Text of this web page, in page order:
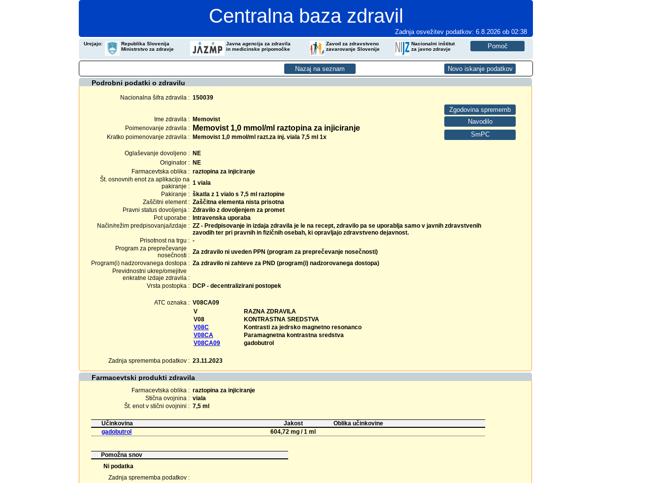
Centralna baza zdravil
Zadnja osvežitev podatkov: 6.8.2026 ob 02:38
Urejajo:
Republika Slovenija
Ministrstvo za zdravje
Javna agencija za zdravila
in medicinske pripomočke
Zavod za zdravstveno
zavarovanje Slovenije
Nacionalni inštitut
za javno zdravje
Podrobni podatki o zdravilu
Nacionalna šifra zdravila : 150039
Ime zdravila : Memovist
Poimenovanje zdravila :
Memovist 1,0 mmol/ml raztopina za injiciranje
Kratko poimenovanje zdravila : Memovist 1,0 mmol/ml razt.za inj. viala 7,5 ml 1x
Oglaševanje dovoljeno : NE
Originator : NE
Farmacevtska oblika : raztopina za injiciranje
Št. osnovnih enot za aplikacijo na
pakiranje : 1 viala
Pakiranje : škatla z 1 vialo s 7,5 ml raztopine
Zaščitni element : Zaščitna elementa nista prisotna
Pravni status dovoljenja : Zdravilo z dovoljenjem za promet
Pot uporabe :
Intravenska uporaba
Način/režim predpisovanja/izdaje : ZZ - Predpisovanje in izdaja zdravila je le na recept, zdravilo pa se uporablja samo v javnih zdravstvenih
zavodih ter pri pravnih in fizičnih osebah, ki opravljajo zdravstveno dejavnost.
Prisotnost na trgu : -
Program za preprečevanje
nosečnosti : Za zdravilo ni uveden PPN (program za preprečevanje nosečnosti)
Program(i) nadzorovanega dostopa : Za zdravilo ni zahteve za PND (program(i) nadzorovanega dostopa)
Previdnostni ukrep/omejitve
enkratne izdaje zdravila :
Vrsta postopka : DCP - decentralizirani postopek
ATC oznaka : V08CA09
V
RAZNA ZDRAVILA
V08
KONTRASTNA SREDSTVA
V08C
Kontrasti za jedrsko magnetno resonanco
V08CA
Paramagnetna kontrastna sredstva
V08CA09
gadobutrol
Zadnja sprememba podatkov : 23.11.2023
Farmacevtski produkti zdravila
Farmacevtska oblika : raztopina za injiciranje
Stična ovojnina : viala
Št. enot v stični ovojnini : 7,5 ml
Učinkovina Jakost
Oblika učinkovine
gadobutrol
604,72 mg / 1 ml
Pomožna snov
Ni podatka
Zadnja sprememba podatkov :